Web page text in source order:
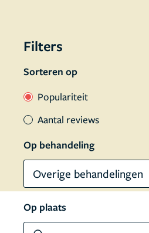
Filters
Sorteren op
Populariteit
Aantal reviews
Op behandeling
Overige behandelingen
Op plaats